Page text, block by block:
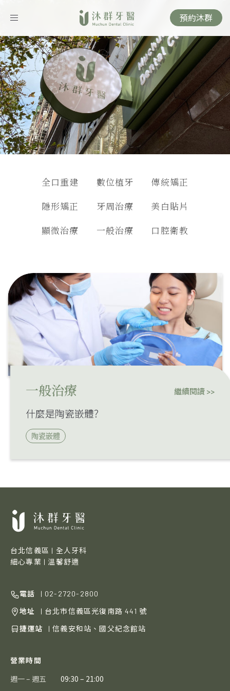
Toggle
預約沐群
全口重建 數位植牙
傳統矯正
隱形矯正
牙周治療
美白貼片
顯微治療
一般治療 口腔衛教
一般治療 繼續閱讀 >>
什麼是陶瓷嵌體?
陶瓷嵌體
台北信義區 | 全人牙科
細心專業 | 溫馨舒適
電話
| 02-2720-2800
地址
| 台北市信義區光復南路 441 號
捷運站
| 信義安和站、國父紀念館站
營業時間
週一 – 週五
09:30 – 21:00